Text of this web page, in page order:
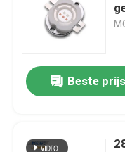
Videos
Over ons
Fabrieksreis
Beste prijs